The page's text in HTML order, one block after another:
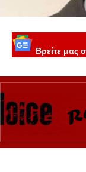
Βρείτε μας